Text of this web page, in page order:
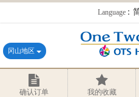
Language：
冈山地区
确认订单 我的收藏